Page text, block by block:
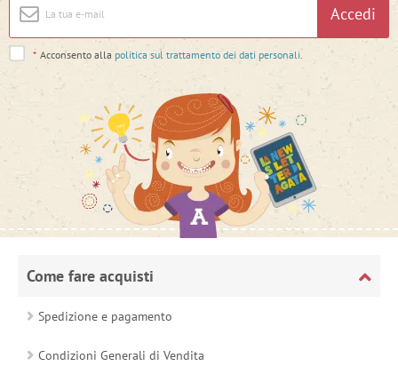
Accedi
* Acconsento alla politica sul trattamento dei dati personali
Come fare acquisti
Spedizione e pagamento
Condizioni Generali di Vendita